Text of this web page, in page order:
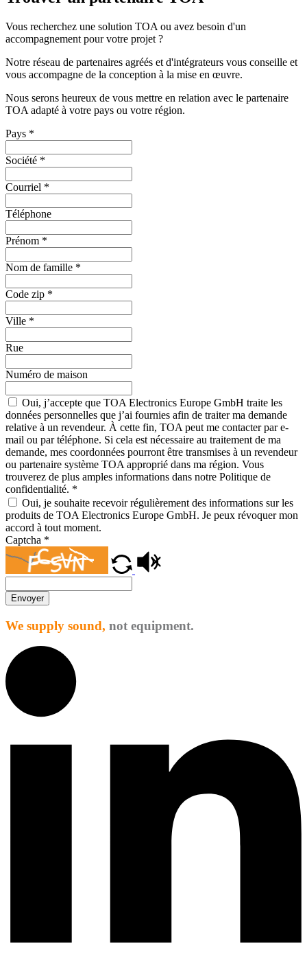
Vous recherchez une solution TOA ou avez besoin d'un
accompagnement pour votre projet ?
Notre réseau de partenaires agréés et d'intégrateurs vous conseille et
vous accompagne de la conception à la mise en œuvre.
Nous serons heureux de vous mettre en relation avec le partenaire
TOA adapté à votre pays ou votre région.
Pays *
Société *
Courriel *
Téléphone
Prénom *
Nom de famille *
Code zip *
Ville *
Rue
Numéro de maison
Oui, j’accepte que TOA Electronics Europe GmbH traite les
données personnelles que j’ai fournies afin de traiter ma demande
relative à un revendeur. À cette fin, TOA peut me contacter par e-
mail ou par téléphone. Si cela est nécessaire au traitement de ma
demande, mes coordonnées pourront être transmises à un revendeur
ou partenaire système TOA approprié dans ma région. Vous
trouverez de plus amples informations dans notre Politique de
confidentialité. *
Oui, je souhaite recevoir régulièrement des informations sur les
produits de TOA Electronics Europe GmbH. Je peux révoquer mon
accord à tout moment.
Captcha *
Envoyer
We supply sound, not equipment.